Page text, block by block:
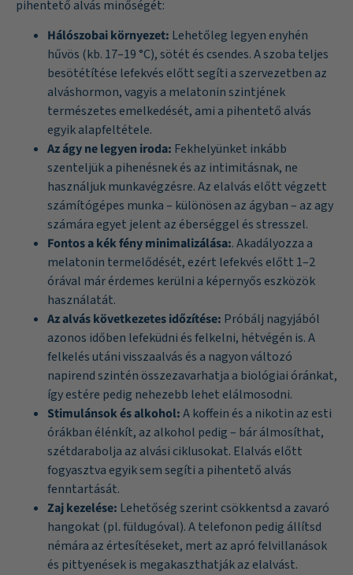
pihentető alvás minőségét:
Hálószobai környezet: Lehetőleg legyen enyhén
hűvös (kb. 17–19 °C), sötét és csendes. A szoba teljes
besötétítése lefekvés előtt segíti a szervezetben az
alváshormon, vagyis a melatonin szintjének
természetes emelkedését, ami a pihentető alvás
egyik alapfeltétele.
Az ágy ne legyen iroda: Fekhelyünket inkább
szenteljük a pihenésnek és az intimitásnak, ne
használjuk munkavégzésre. Az elalvás előtt végzett
számítógépes munka – különösen az ágyban – az agy
számára egyet jelent az éberséggel és stresszel.
Fontos a kék fény minimalizálása:. Akadályozza a
melatonin termelődését, ezért lefekvés előtt 1–2
órával már érdemes kerülni a képernyős eszközök
használatát.
Az alvás következetes időzítése: Próbálj nagyjából
azonos időben lefeküdni és felkelni, hétvégén is. A
felkelés utáni visszaalvás és a nagyon változó
napirend szintén összezavarhatja a biológiai óránkat,
így estére pedig nehezebb lehet elálmosodni.
Stimulánsok és alkohol:A koffein és a nikotin az esti
órákban élénkít, az alkohol pedig – bár álmosíthat,
szétdarabolja az alvási ciklusokat. Elalvás előtt
fogyasztva egyik sem segíti a pihentető alvás
fenntartását.
Zaj kezelése: Lehetőség szerint csökkentsd a zavaró
hangokat (pl. füldugóval). A telefonon pedig állítsd
némára az értesítéseket, mert az apró felvillanások
és pittyenések is megakaszthatják az elalvást.